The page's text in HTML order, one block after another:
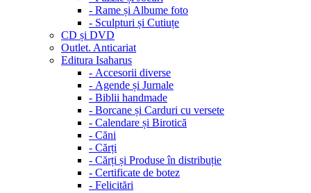
- Rame și Albume foto
- Sculpturi și Cutiuțe
CD și DVD
Outlet. Anticariat
Editura Isaharus
- Accesorii diverse
- Agende și Jurnale
- Biblii handmade
- Borcane și Carduri cu versete
- Calendare și Birotică
- Căni
- Cărți
- Cărți și Produse în distribuție
- Certificate de botez
- Felicitări